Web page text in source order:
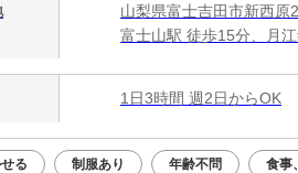
山梨県富士吉田市新西原
富士山駅 徒歩15分、月
1日3時間 週2日からOK
る 制服あり 年齢不問 食事